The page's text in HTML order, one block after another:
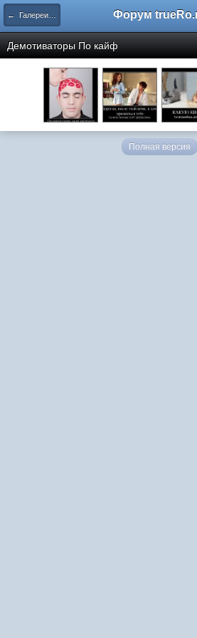
← Галереи пользователей Форум
Демотиваторы По кайф
Полная версия